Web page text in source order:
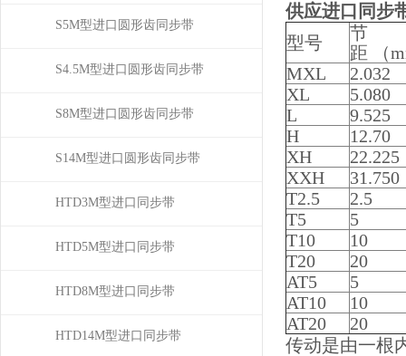
S5M型进口圆形齿同步带
S4.5M型进口圆形齿同步带
S8M型进口圆形齿同步带
S14M型进口圆形齿同步带
HTD3M型进口同步带
HTD5M型进口同步带
HTD8M型进口同步带
HTD14M型进口同步带
供应进口同步
型号
节
距 （
MXL
2.032
XL
5.080
L
9.525
H
12.70
XH
22.225
XXH
31.750
T2.5
2.5
T5
5
T10
10
T20
20
AT5
5
AT10
10
AT20
20
传动是由一根